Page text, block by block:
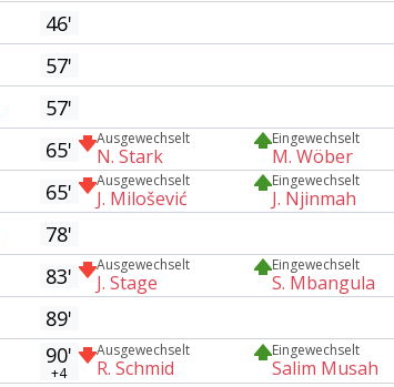
46'
57'
57'
65'
Ausgewechselt
N. Stark
Eingewechselt
M. Wöber
65' Ausgewechselt
J. Milošević
Eingewechselt
J. Njinmah
78'
83'
Ausgewechselt
J. Stage
Eingewechselt
S. Mbangula
89'
90'
+4
Ausgewechselt
R. Schmid
Eingewechselt
Salim Musah